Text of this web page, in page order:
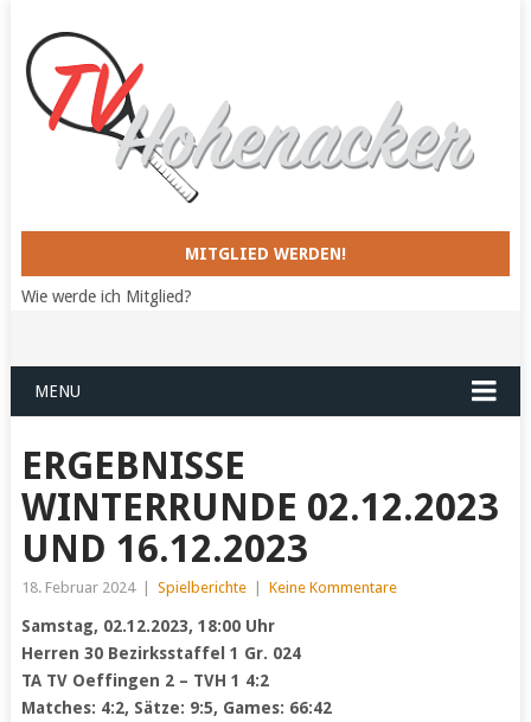
MITGLIED WERDEN!
Wie werde ich Mitglied?
MENU
ERGEBNISSE
WINTERRUNDE 02.12.2023
UND 16.12.2023
18. Februar 2024 Spielberichte Keine Kommentare
Samstag, 02.12.2023, 18:00 Uhr
Herren 30 Bezirksstaffel 1 Gr. 024
TA TV Oeffingen 2 – TVH 1 4:2
Matches: 4:2, Sätze: 9:5, Games: 66:42